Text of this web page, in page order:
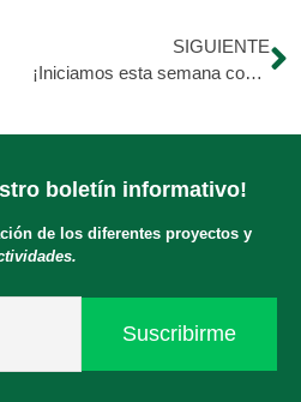
SIGUIENTE
¡Iniciamos esta semana con nuestros pequeños!
boletín informativo!
de los diferentes proyectos y